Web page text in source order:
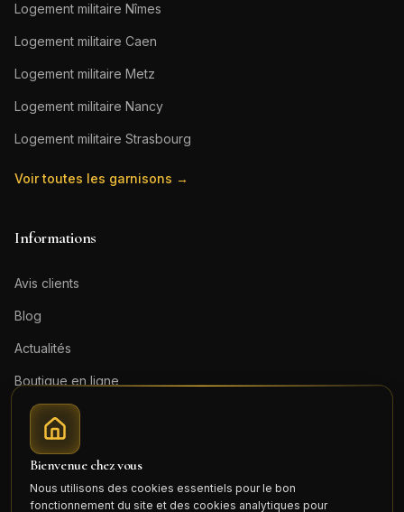
Logement militaire Nîmes
Logement militaire Caen
Logement militaire Metz
Logement militaire Nancy
Logement militaire Strasbourg
Voir toutes les garnisons →
Informations
Avis clients
Blog
Actualités
Boutique en ligne
Contact
Mentions légales
Bienvenue chez vous
Nous utilisons des cookies essentiels pour le bon
fonctionnement du site et des cookies analytiques pour